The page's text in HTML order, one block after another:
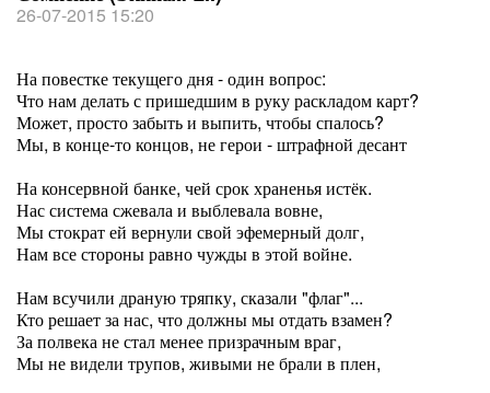
26-07-2015 15:20
На повестке текущего дня - один вопрос:
Что нам делать с пришедшим в руку раскладом карт?
Может, просто забыть и выпить, чтобы спалось?
Мы, в конце-то концов, не герои - штрафной десант
На консервной банке, чей срок храненья истёк.
Нас система сжевала и выблевала вовне,
Мы стократ ей вернули свой эфемерный долг,
Нам все стороны равно чужды в этой войне.
Нам всучили драную тряпку, сказали "флаг"...
Кто решает за нас, что должны мы отдать взамен?
За полвека не стал менее призрачным враг,
Мы не видели трупов, живыми не брали в плен,